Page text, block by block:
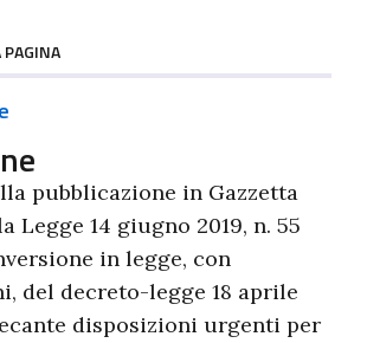
PAGINA
pubblicazione in Gazzetta
Legge 14 giugno 2019, n. 55
in legge, con
del decreto-legge 18 aprile
disposizioni urgenti per